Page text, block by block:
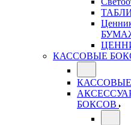
КАССОВЫЕ
БОКСОВ